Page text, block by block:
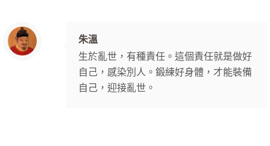
朱溫
生於亂世，有種責任。這個責任就是做好
自己，感染別人。鍛練好身體，才能裝備
自己，迎接亂世。